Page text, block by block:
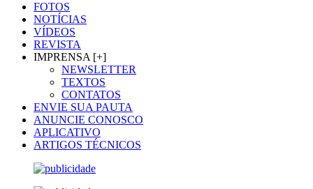
FOTOS
NOTÍCIAS
VÍDEOS
REVISTA
IMPRENSA [+]
NEWSLETTER
TEXTOS
CONTATOS
ENVIE SUA PAUTA
ANUNCIE CONOSCO
APLICATIVO
ARTIGOS TÉCNICOS